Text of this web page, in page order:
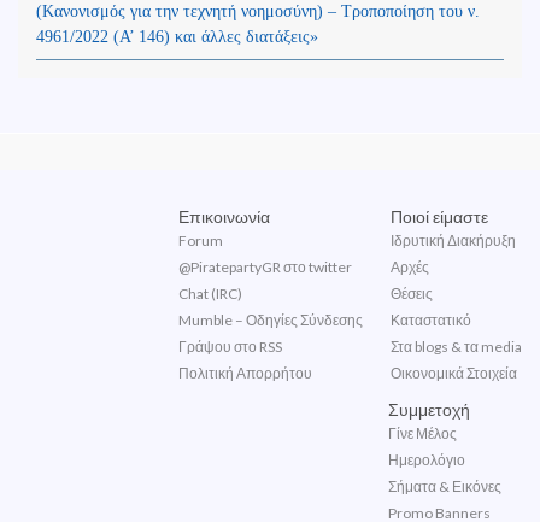
(Kανονισμός για την τεχνητή νοημοσύνη) – Τροποποίηση του ν.
4961/2022 (Α’ 146) και άλλες διατάξεις»
Επικοινωνία
Forum
@PiratepartyGR στο twitter
Chat (IRC)
Mumble – Οδηγίες Σύνδεσης
Γράψου στο RSS
Πολιτική Απορρήτου
Ποιοί είμαστε
Ιδρυτική Διακήρυξη
Αρχές
Θέσεις
Καταστατικό
Στα blogs & τα media
Οικονομικά Στοιχεία
Συμμετοχή
Γίνε Μέλος
Ημερολόγιο
Σήματα & Εικόνες
Promo Banners